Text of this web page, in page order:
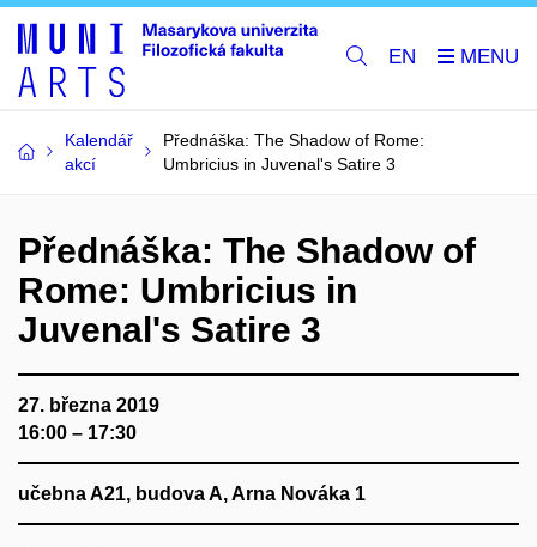
EN
Kalendář
akcí
Přednáška: The Shadow of Rome:
Umbricius in Juvenal's Satire 3
Přednáška: The Shadow of
Rome: Umbricius in
Juvenal's Satire 3
27. března 2019
16:00 – 17:30
učebna A21, budova A, Arna Nováka 1